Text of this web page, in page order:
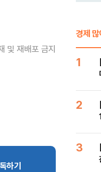
및 재배포 금지
하기
경제
1
2
3